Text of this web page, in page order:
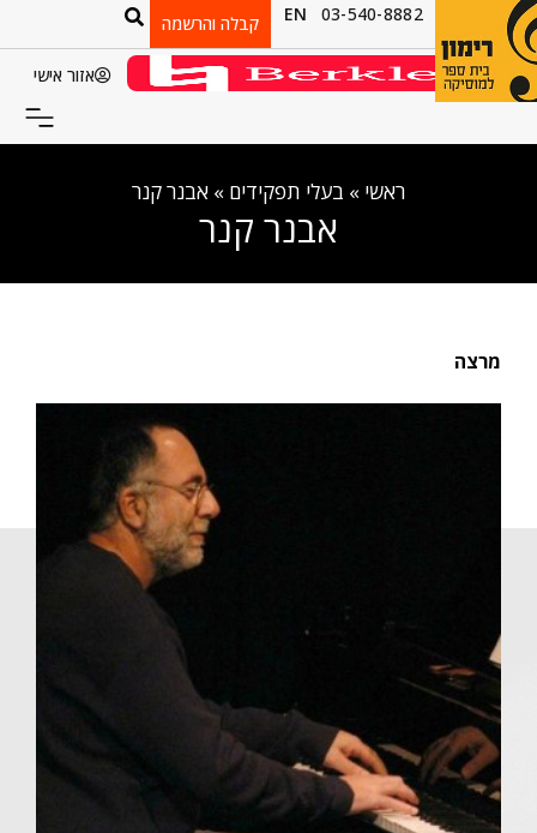
03-540-8882
EN קבלה והרשמה
אזור אישי
ראשי » בעלי תפקידים » אבנר קנר
אבנר קנר
מרצה